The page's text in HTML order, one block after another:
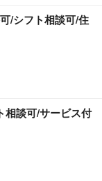
/シフト相談可/住
相談可/サービス付